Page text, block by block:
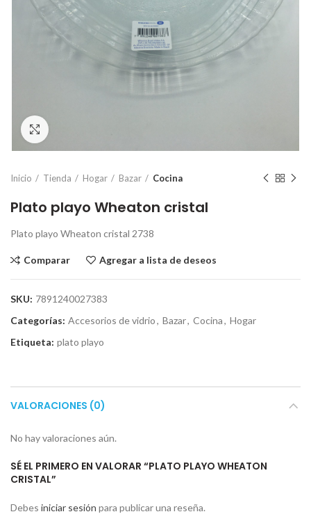
Inicio Tienda Hogar Bazar Cocina
Plato playo Wheaton cristal
Plato playo Wheaton cristal 2738
Comparar Agregar a lista de deseos
SKU: 7891240027383
Categorías: Accesorios de vidrio, Bazar, Cocina, Hogar
Etiqueta: plato playo
VALORACIONES (0)
No hay valoraciones aún.
SÉ EL PRIMERO EN VALORAR “PLATO PLAYO WHEATON
CRISTAL”
Debes iniciar sesión para publicar una reseña.